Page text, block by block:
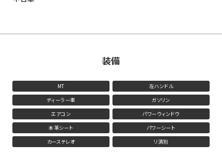
装備
MT
左ハンドル
ディーラー車
ガソリン
エアコン
パワーウィンドウ
本革シート
パワーシート
カーステレオ
リ済別